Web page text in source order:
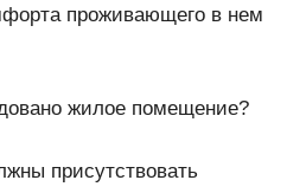
проживающего в нем
жилое помещение?
присутствовать